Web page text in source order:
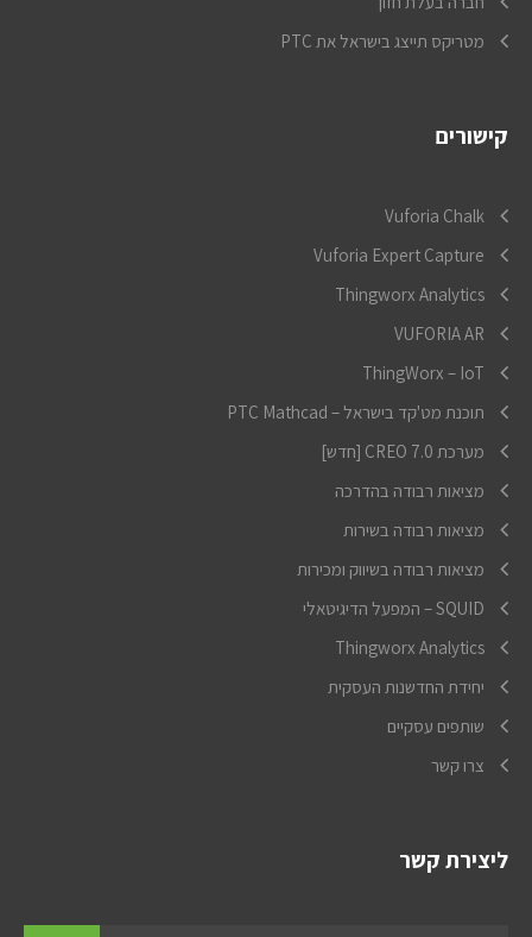
מטריקס תייצג בישראל את PTC
קישורים
Vuforia Chalk
Vuforia Expert Capture
Thingworx Analytics
VUFORIA AR
ThingWorx – IoT
תוכנת מט'קד בישראל – PTC Mathcad
מערכת CREO 7.0 [חדש]
מציאות רבודה בהדרכה
מציאות רבודה בשירות
מציאות רבודה בשיווק ומכירות
SQUID – המפעל הדיגיטאלי
Thingworx Analytics
יחידת החדשנות העסקית
שותפים עסקיים
צרו קשר
ליצירת קשר